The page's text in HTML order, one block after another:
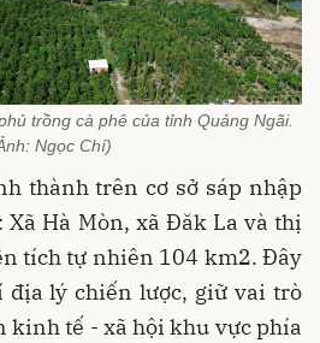
trồng cà phê của tỉnh Quảng Ngãi.
Ngọc Chí)
thành trên cơ sở sáp nhập
Xã Hà Mòn, xã Đăk La và thị
tích tự nhiên 104 km2. Đây
lý chiến lược, giữ vai trò
tế - xã hội khu vực phía